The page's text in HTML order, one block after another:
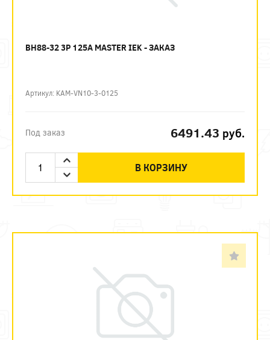
ВН88-32 3P 125А MASTER IEK - ЗАКАЗ
Артикул: KAM-VN10-3-0125
Под заказ 6491.43 руб.
В КОРЗИНУ